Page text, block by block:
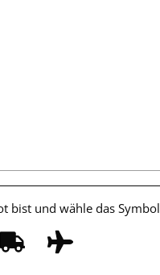
bist und wähle das Symbol